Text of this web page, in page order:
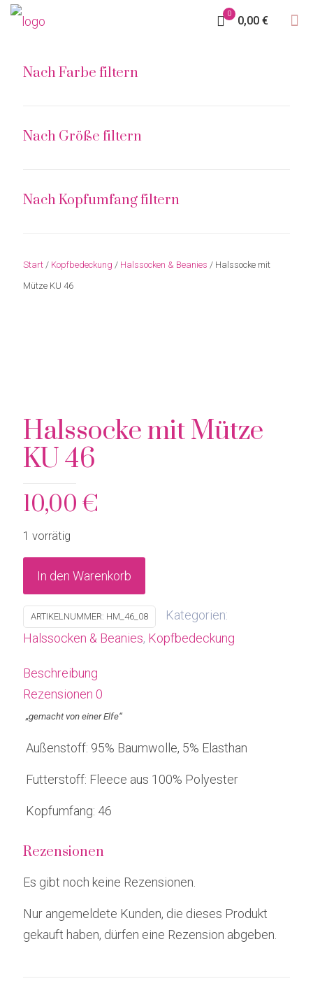
0
0,00 €
Halssocke mit Mütze
KU 46
10,00 €
1 vorrätig
In den Warenkorb
ARTIKELNUMMER: HM_46_08
Kategorien:
Halssocken & Beanies, Kopfbedeckung
Beschreibung
Rezensionen 0
„gemacht von einer Elfe“
Außenstoff: 95% Baumwolle, 5% Elasthan
Futterstoff: Fleece aus 100% Polyester
Kopfumfang: 46
Rezensionen
Es gibt noch keine Rezensionen.
Nur angemeldete Kunden, die dieses Produkt
gekauft haben, dürfen eine Rezension abgeben.
Nach Farbe filtern
Nach Größe filtern
Nach Kopfumfang filtern
Start / Kopfbedeckung / Halssocken & Beanies / Halssocke mit
Mütze KU 46